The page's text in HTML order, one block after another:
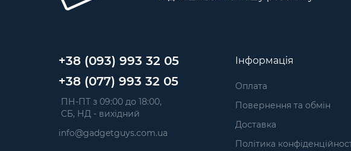
+38 (093) 993 32 05
+38 (077) 993 32 05
ПН-ПТ з 09:00 до 18:00,
СБ, НД - вихідний
info@gadgetguys.com.ua
Інформація
Оплата
Повернення та обмін
Доставка
Політика